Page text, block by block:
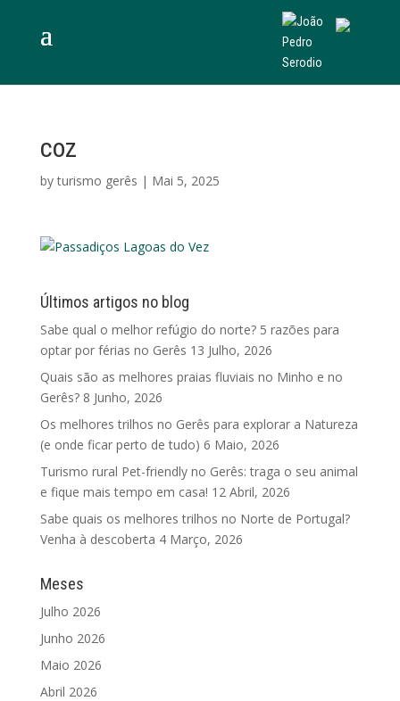
coz
byturismo gerês | Mai 5, 2025
Últimos artigos no blog
Sabe qual o melhor refúgio do norte? 5 razões para
optar por férias no Gerês 13 Julho, 2026
Quais são as melhores praias fluviais no Minho e no
Gerês? 8 Junho, 2026
Os melhores trilhos no Gerês para explorar a Natureza
(e onde ficar perto de tudo) 6 Maio, 2026
Turismo rural Pet-friendly no Gerês: traga o seu animal
e fique mais tempo em casa! 12 Abril, 2026
Sabe quais os melhores trilhos no Norte de Portugal?
Venha à descoberta 4 Março, 2026
Meses
Julho 2026
Junho 2026
Maio 2026
Abril 2026